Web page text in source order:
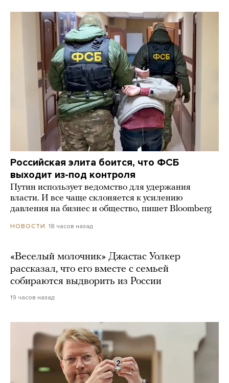
Российская элита боится, что ФСБ
выходит из-под контроля
Путин использует ведомство для удержания
власти. И все чаще склоняется к усилению
давления на бизнес и общество, пишет Bloomberg
НОВОСТИ 18 часов назад
«Веселый молочник» Джастас Уолкер
рассказал, что его вместе с семьей
собираются выдворить из России
19 часов назад